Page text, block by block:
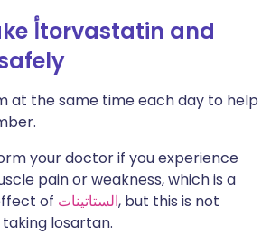
أtorvastatin and
at the same time each day to help
your doctor if you experience
pain or weakness, which is a
of الستاتينات, but this is not
losartan.